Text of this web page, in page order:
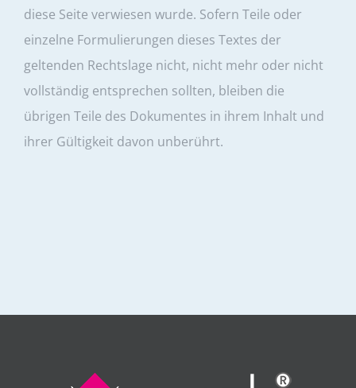
diese Seite verwiesen wurde. Sofern Teile oder
einzelne Formulierungen dieses Textes der
geltenden Rechtslage nicht, nicht mehr oder nicht
vollständig entsprechen sollten, bleiben die
übrigen Teile des Dokumentes in ihrem Inhalt und
ihrer Gültigkeit davon unberührt.